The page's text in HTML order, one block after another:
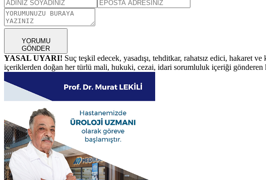
YORUMU
GÖNDER
YASAL UYARI! Suç teşkil edecek, yasadışı, tehditkar, rahatsız edici, hakaret
içeriklerden doğan her türlü mali, hukuki, cezai, idari sorumluluk içeriği gönderen